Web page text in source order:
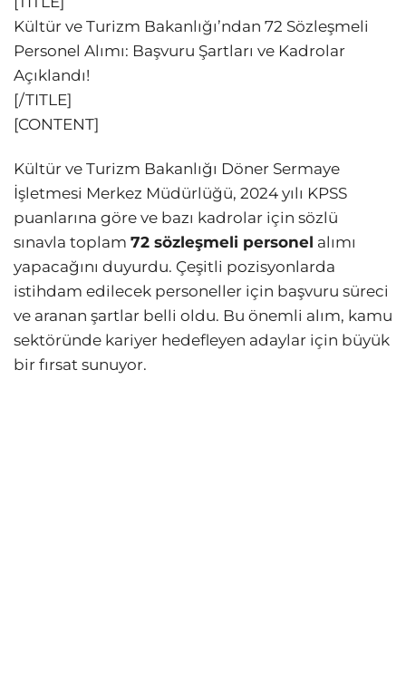
Kültür ve Turizm Bakanlığı’ndan 72 Sözleşmeli
Personel Alımı: Başvuru Şartları ve Kadrolar
Açıklandı!
[/TITLE]
[CONTENT]
Kültür ve Turizm Bakanlığı Döner Sermaye
İşletmesi Merkez Müdürlüğü, 2024 yılı KPSS
puanlarına göre ve bazı kadrolar için sözlü
sınavla toplam 72 sözleşmeli personel alımı
yapacağını duyurdu. Çeşitli pozisyonlarda
istihdam edilecek personeller için başvuru süreci
ve aranan şartlar belli oldu. Bu önemli alım, kamu
sektöründe kariyer hedefleyen adaylar için büyük
bir fırsat sunuyor.